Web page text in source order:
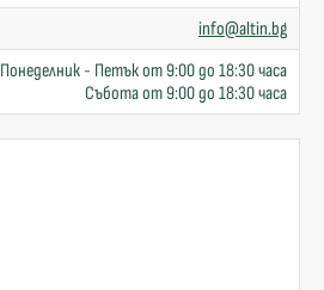
info@altin.bg
Понеделник - Петък от 9:00 до 18:30 часа
Събота от 9:00 до 18:30 часа